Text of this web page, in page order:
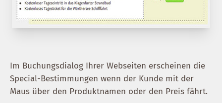
Im Buchungsdialog Ihrer Webseiten erscheinen die
Special-Bestimmungen wenn der Kunde mit der
Maus über den Produktnamen oder den Preis fährt.